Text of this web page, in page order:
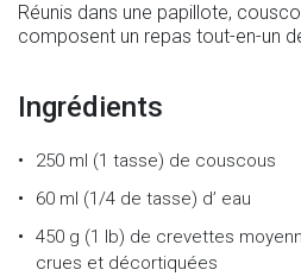
Réunis dans une papillote,
composent un repas tout-en-un
Ingrédients
250 ml (1 tasse) de couscous
60 ml (1/4 de tasse) d’ eau
450 g (1 lb) de crevettes
crues et décortiquées